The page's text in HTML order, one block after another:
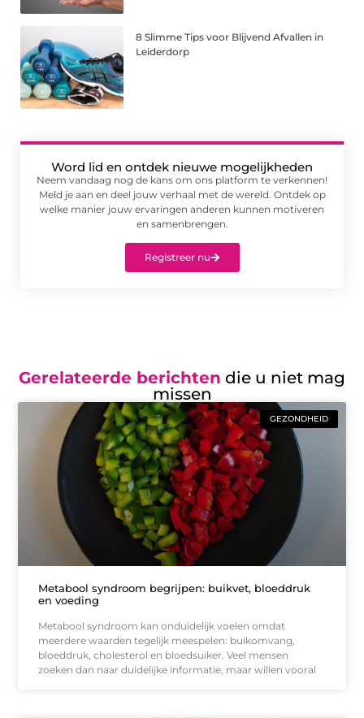
8 Slimme Tips voor Blijvend Afvallen in
Leiderdorp
Word lid en ontdek nieuwe mogelijkheden
Neem vandaag nog de kans om ons platform te verkennen!
Meld je aan en deel jouw verhaal met de wereld. Ontdek op
welke manier jouw ervaringen anderen kunnen motiveren
en samenbrengen.
Registreer nu
Gerelateerde berichten die u niet mag
missen
GEZONDHEID
Metabool syndroom begrijpen: buikvet, bloeddruk
en voeding
Metabool syndroom kan onduidelijk voelen omdat
meerdere waarden tegelijk meespelen: buikomvang,
bloeddruk, cholesterol en bloedsuiker. Veel mensen
zoeken dan naar duidelijke informatie, maar willen vooral